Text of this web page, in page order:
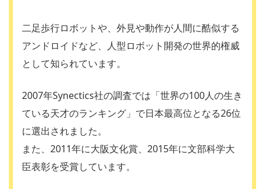
二足歩行ロボットや、外見や動作が人間に酷似する
アンドロイドなど、人型ロボット開発の世界的権威
として知られています。
2007年Synectics社の調査では「世界の100人の生き
ている天才のランキング」で日本最高位となる26位
に選出されました。
また、2011年に大阪文化賞、2015年に文部科学大
臣表彰を受賞しています。